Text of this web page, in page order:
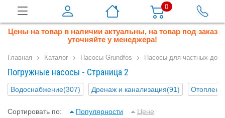
0
Цены на товар в наличии актуальны, на товар под заказ
уточняйте у менеджера!
Главная Каталог Насосы Grundfos Насосы для частных
Погружные насосы - Страница 2
Водоснабжение(307) Дренаж и канализация(91)
Сортировать по: Популярности
Цене